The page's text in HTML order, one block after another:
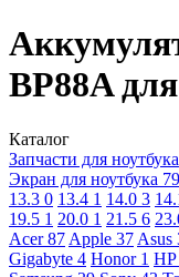
BP88A
Каталог
Запчасти для ноутбука
Экран для ноутбука 79
13.3 0 13.4 1 14.0 3
19.5 1 20.0 1 21.5 6
Acer87 Apple 37 Asus
Gigabyte 4 Honor 1 HP